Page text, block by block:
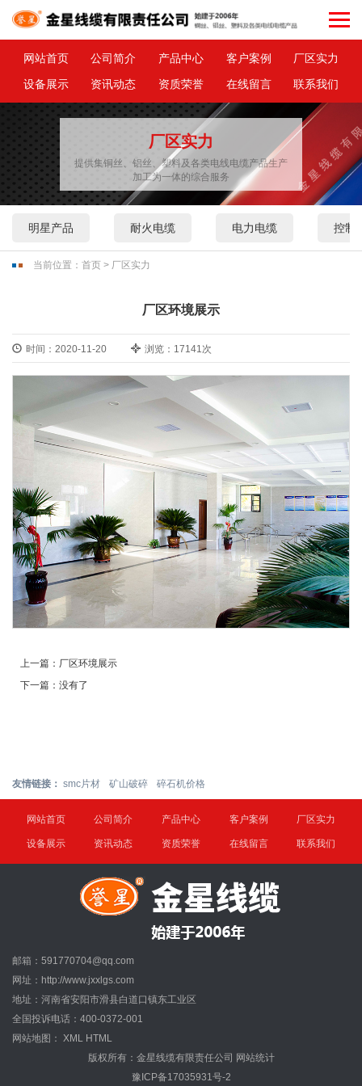
网站首页 公司简介 产品中心 客户案例
厂区实力
设备展示
资讯动态 资质荣誉 在线留言 联系我们
厂区实力
提供集铜丝、铝丝、塑料及各类电线电缆产品生产
加工为一体的综合服务
明星产品 耐火电缆 电力电缆 控制
当前位置： 首页 > 厂区实力
厂区环境展示
时间：2020-11-20 浏览：17141次
上一篇： 厂区环境展示
下一篇： 没有了
友情链接： smc片材 矿山破碎 碎石机价格
网站首页 公司简介 产品中心 客户案例 厂区实力
设备展示 资讯动态 资质荣誉 在线留言 联系我们
邮箱：591770704@qq.com
网址：http://www.jxxlgs.com
地址：河南省安阳市滑县白道口镇东工业区
全国投诉电话：400-0372-001
网站地图： XML HTML
版权所有：金星线缆有限责任公司 网站统计
豫ICP备17035931号-2